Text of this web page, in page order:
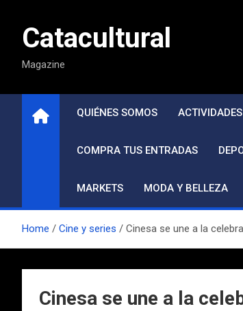
contenidoCatacultural
Magazine
QUIÉNES SOMOS ACTIVIDADES
COMPRA TUS ENTRADAS
MARKETS MODA Y BELLEZA
Home Cine y series Cinesa se une a la
Cinesa se une a la